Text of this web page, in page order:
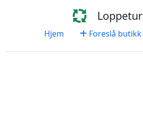
Loppetur
Hjem Foreslå butikk